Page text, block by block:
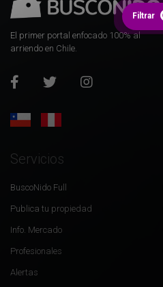
El primer portal enfocado 100% al
arriendo en Chile.
Servicios
BuscoNido Full
Publica tu propiedad
Info. Mercado
Profesionales
Alertas
Filtrar